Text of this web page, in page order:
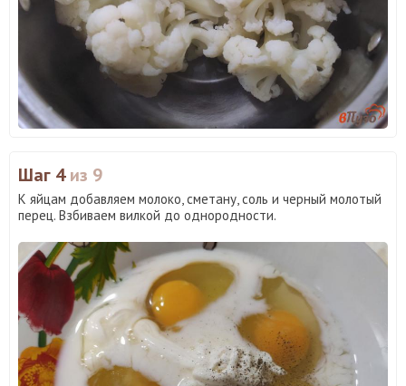
Шаг 4из 9
К яйцам добавляем молоко, сметану, соль и черный молотый
перец. Взбиваем вилкой до однородности.